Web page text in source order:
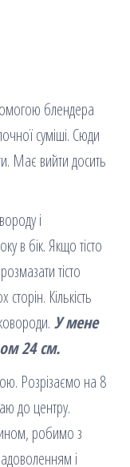
блендера
суміші. Сюди
Має вийти досить
і
в бік. Якщо тісто
тісто
Кількість
У мене
24 см.
Розрізаємо на 8
до центру.
робимо з
і